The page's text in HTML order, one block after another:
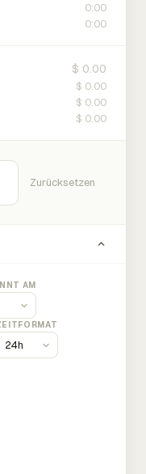
0:00
0:00
$ 0.00
$ 0.00
$ 0.00
$ 0.00
Zurücksetzen
AM